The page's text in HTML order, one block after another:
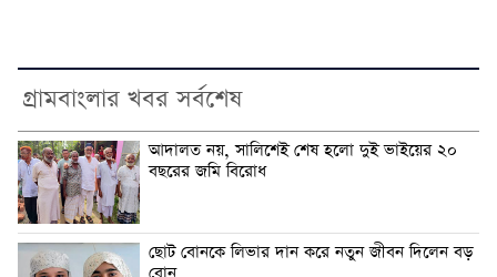
গ্রামবাংলার খবর সর্বশেষ
আদালত নয়, সালিশেই শেষ হলো দুই ভাইয়ের ২০
বছরের জমি বিরোধ
ছোট বোনকে লিভার দান করে নতুন জীবন দিলেন বড়